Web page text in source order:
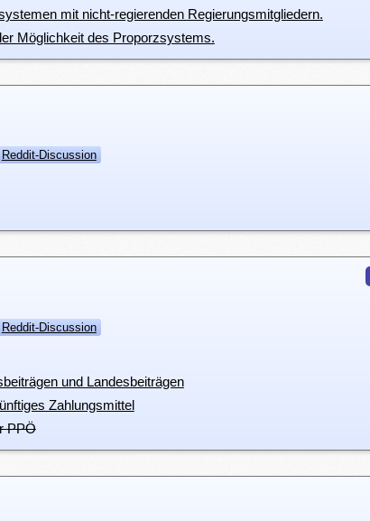
mit nicht-regierenden Regierungsmitgliedern.
Möglichkeit des Proporzsystems.
Reddit-Discussion
Reddit-Discussion
und Landesbeiträgen
Zahlungsmittel
PPÖ